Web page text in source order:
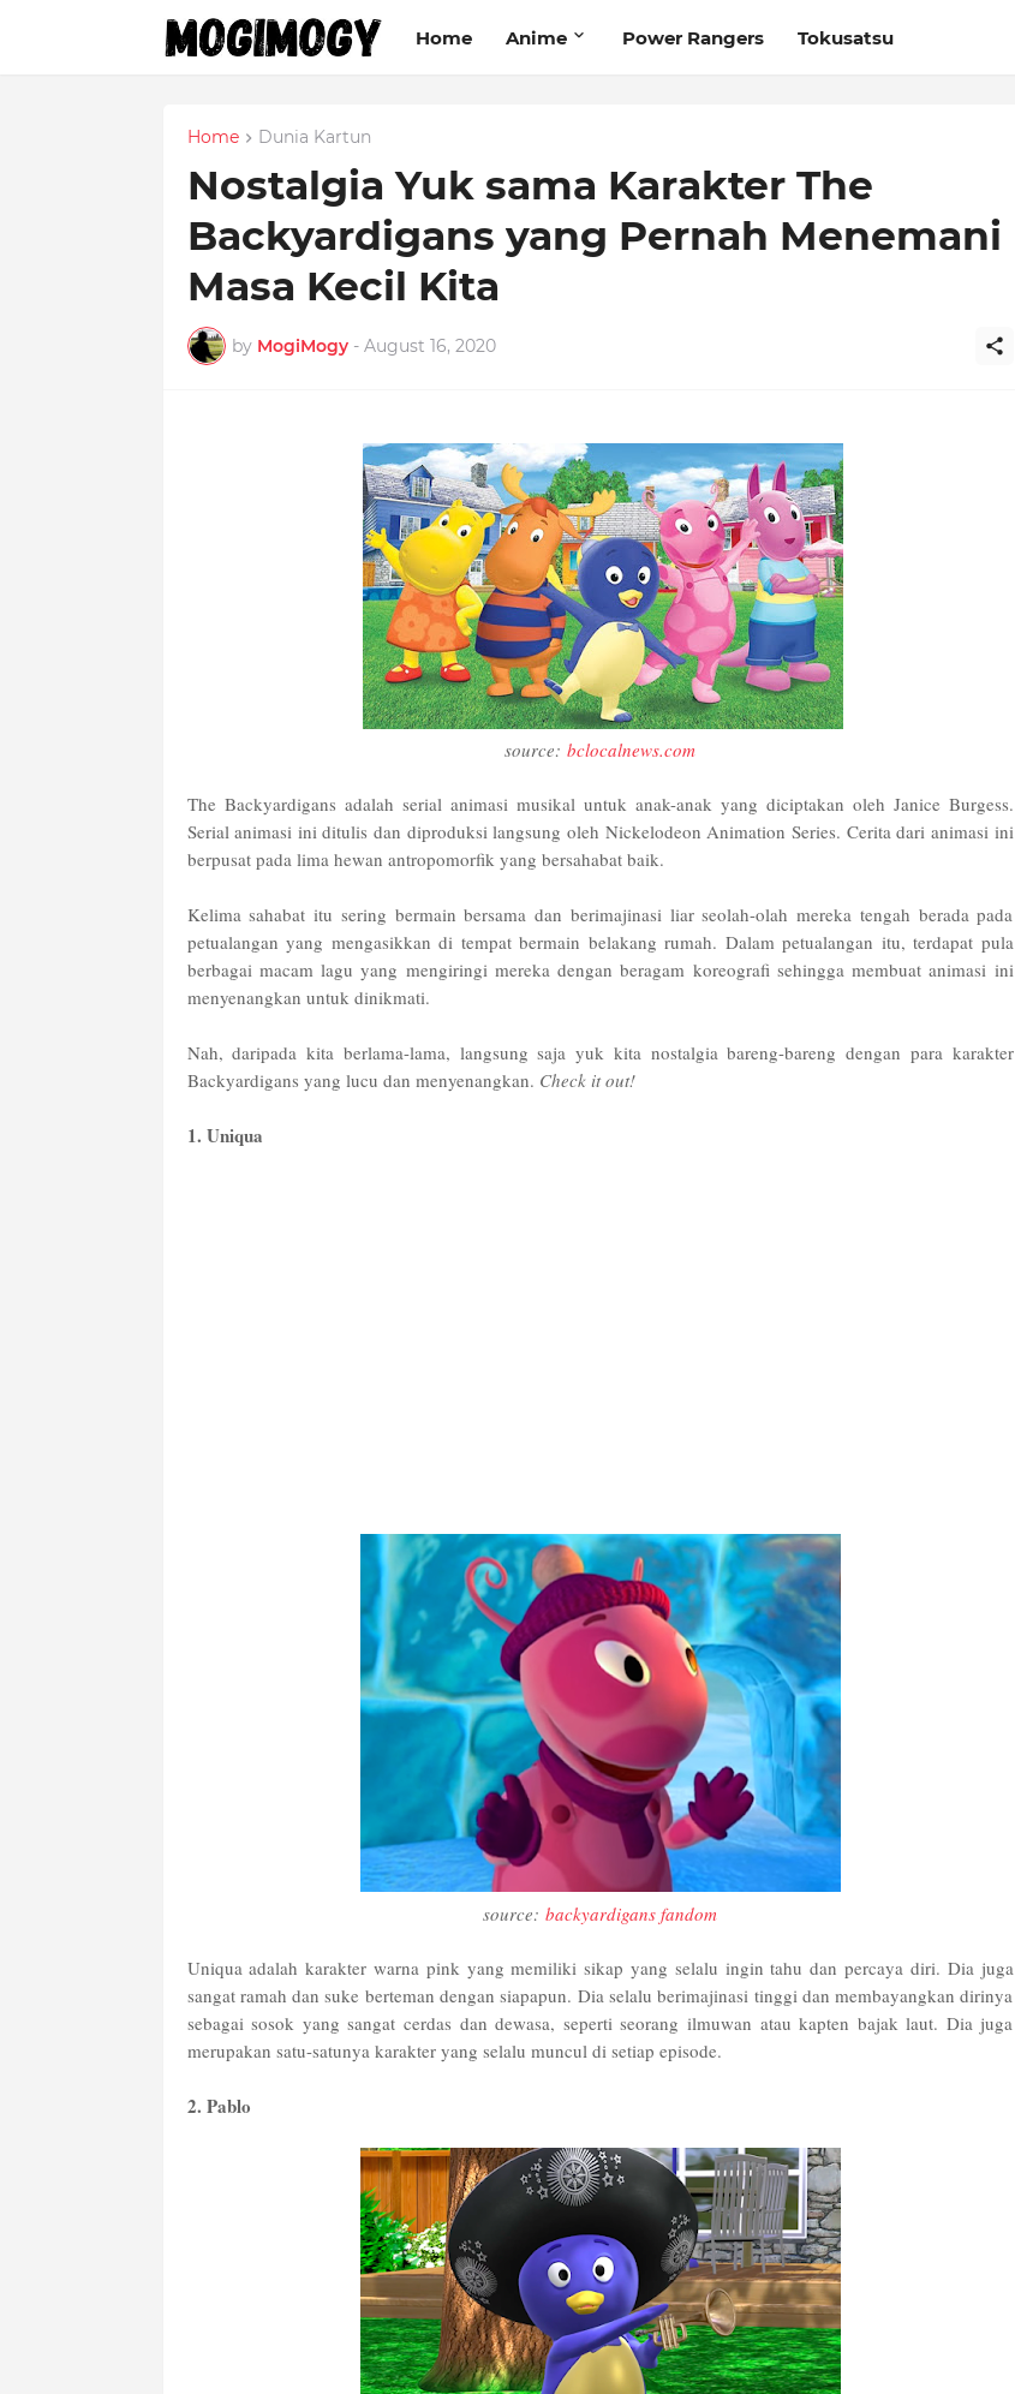
Home Anime Power Rangers Tokusatsu
Home Dunia Kartun
Nostalgia Yuk sama Karakter The
Backyardigans yang Pernah Menemani
Masa Kecil Kita
by MogiMogy - August 16, 2020
source: bclocalnews.com
The Backyardigans adalah serial animasi musikal untuk anak-anak yang diciptakan oleh Janice Burgess.
Serial animasi ini ditulis dan diproduksi langsung oleh Nickelodeon Animation Series. Cerita dari animasi ini
berpusat pada lima hewan antropomorfik yang bersahabat baik.
Kelima sahabat itu sering bermain bersama dan berimajinasi liar seolah-olah mereka tengah berada pada
petualangan yang mengasikkan di tempat bermain belakang rumah. Dalam petualangan itu, terdapat pula
berbagai macam lagu yang mengiringi mereka dengan beragam koreografi sehingga membuat animasi ini
menyenangkan untuk dinikmati.
Nah, daripada kita berlama-lama, langsung saja yuk kita nostalgia bareng-bareng dengan para karakter
Backyardigans yang lucu dan menyenangkan. Check it out!
1. Uniqua
source: backyardigans fandom
Uniqua adalah karakter warna pink yang memiliki sikap yang selalu ingin tahu dan percaya diri. Dia juga
sangat ramah dan suke berteman dengan siapapun. Dia selalu berimajinasi tinggi dan membayangkan dirinya
sebagai sosok yang sangat cerdas dan dewasa, seperti seorang ilmuwan atau kapten bajak laut. Dia juga
merupakan satu-satunya karakter yang selalu muncul di setiap episode.
2. Pablo